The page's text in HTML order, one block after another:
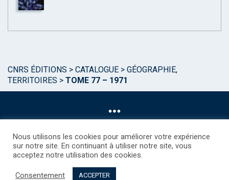
CNRS ÉDITIONS > CATALOGUE > GÉOGRAPHIE,
TERRITOIRES > TOME 77 – 1971
©CNRS EDITIONS 2025
Droits étrangers / Foreign rights
Nous utilisons les cookies pour améliorer votre expérience
sur notre site. En continuant à utiliser notre site, vous
acceptez notre utilisation des cookies.
Consentement ACCEPTER